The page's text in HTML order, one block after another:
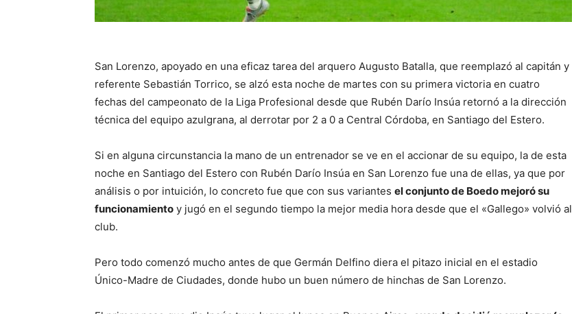
San Lorenzo, apoyado en una eficaz tarea del arquero Augusto Batalla, que reemplazó al capitán y
referente Sebastián Torrico, se alzó esta noche de martes con su primera victoria en cuatro
fechas del campeonato de la Liga Profesional desde que Rubén Darío Insúa retornó a la dirección
técnica del equipo azulgrana, al derrotar por 2 a 0 a Central Córdoba, en Santiago del Estero.
Si en alguna circunstancia la mano de un entrenador se ve en el accionar de su equipo, la de esta
noche en Santiago del Estero con Rubén Darío Insúa en San Lorenzo fue una de ellas, ya que por
análisis o por intuición, lo concreto fue que con sus variantes el conjunto de Boedo mejoró su
funcionamiento y jugó en el segundo tiempo la mejor media hora desde que el «Gallego» volvió al
club.
Pero todo comenzó mucho antes de que Germán Delfino diera el pitazo inicial en el estadio
Único-Madre de Ciudades, donde hubo un buen número de hinchas de San Lorenzo.